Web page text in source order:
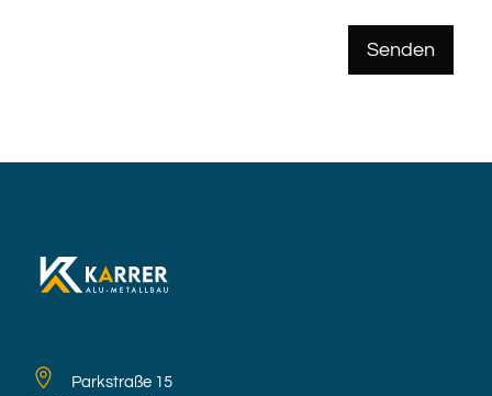
Senden
Parkstraße 15